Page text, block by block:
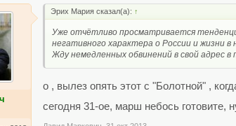
Эрих Мария сказал(а): ↑
Уже отчётливо просматривается
негативного характера о России и жизни
Жду немедленных обвинений в свой адрес в
о , вылез опять этот с "Болотной" ,
сегодня 31-ое, марш небось